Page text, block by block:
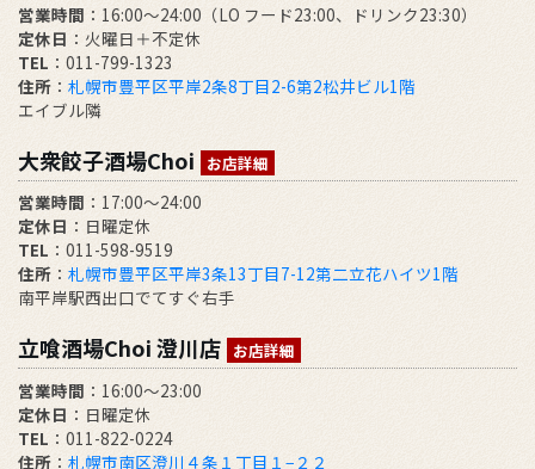
営業時間 ：16:00～24:00（LO フード23:00、ドリンク23:30）
定休日 ：火曜日＋不定休
TEL ：011-799-1323
住所 ： 札幌市豊平区平岸2条8丁目2-6第2松井ビル1階
エイブル隣
大衆餃子酒場Choi お店詳細
営業時間 ：17:00～24:00
定休日 ：日曜定休
TEL ：011-598-9519
住所 ： 札幌市豊平区平岸3条13丁目7-12第二立花ハイツ1階
南平岸駅西出口でてすぐ右手
立喰酒場Choi 澄川店 お店詳細
営業時間 ：16:00～23:00
定休日 ：日曜定休
TEL ：011-822-0224
住所 ： 札幌市南区澄川４条１丁目１−２２